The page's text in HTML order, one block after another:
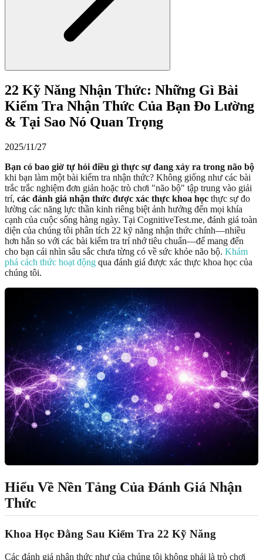
22 Kỹ Năng Nhận Thức: Những Gì Bài
Kiểm Tra Nhận Thức Của Bạn Đo Lường
& Tại Sao Nó Quan Trọng
2025/11/27
Bạn có bao giờ tự hỏi điều gì thực sự đang xảy ra trong não bộ
khi bạn làm một bài kiểm tra nhận thức? Không giống như các bài
trắc trắc nghiệm đơn giản hoặc trò chơi "não bộ" tập trung vào giải
trí, các đánh giá nhận thức được xác thực khoa học thực sự đo
lường các năng lực thần kinh riêng biệt ảnh hưởng đến mọi khía
cạnh của cuộc sống hàng ngày. Tại CognitiveTest.me, đánh giá toàn
diện của chúng tôi phân tích 22 kỹ năng nhận thức chính—nhiều
hơn hẳn so với các bài kiểm tra trí nhớ tiêu chuẩn—để mang đến
cho bạn cái nhìn sâu sắc chưa từng có về sức khỏe não bộ. Khám
phá cách thức hoạt động qua đánh giá được xác thực khoa học của
chúng tôi.
Hiểu Về Nền Tảng Của Đánh Giá Nhận
Thức
Khoa Học Đằng Sau Kiểm Tra 22 Kỹ Năng
Các đánh giá nhận thức như của chúng tôi không phải là trò chơi